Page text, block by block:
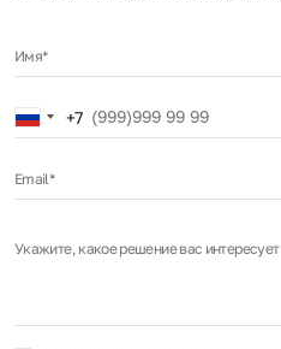
Имя*
Russia
+7
+7
Email*
Укажите, какое решение вас интересует